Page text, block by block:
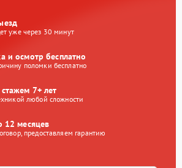
уже через 30 минут
и осмотр бесплатно
поломки бесплатно
7+ лет
любой сложности
12 месяцев
предоставляем гарантию